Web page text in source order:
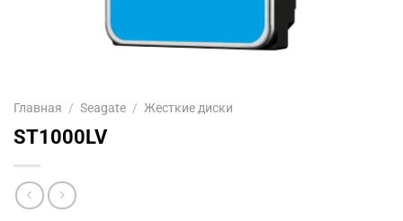
Главная / Seagate / Жесткие диски
ST1000LV